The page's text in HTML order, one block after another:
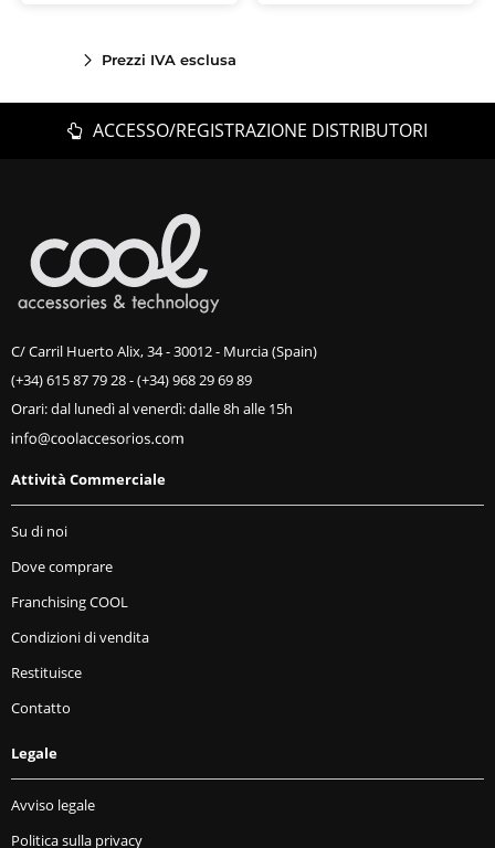
Prezzi IVA esclusa
ACCESSO/REGISTRAZIONE DISTRIBUTORI
C/ Carril Huerto Alix, 34 - 30012 - Murcia (Spain)
(+34) 615 87 79 28-(+34) 968 29 69 89
Orari: dal lunedì al venerdì: dalle 8h alle 15h
Attività Commerciale
Su di noi
Dove comprare
Franchising COOL
Condizioni di vendita
Restituisce
Contatto
Legale
Avviso legale
Politica sulla privacy